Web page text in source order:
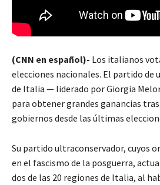
(CNN en español)- Los italianos
elecciones nacionales. El partido de
de Italia — liderado por Giorgia
para obtener grandes ganancias
gobiernos desde las últimas
Su partido ultraconservador, cuyos
en el fascismo de la posguerra,
dos de las 20 regiones de Italia, al